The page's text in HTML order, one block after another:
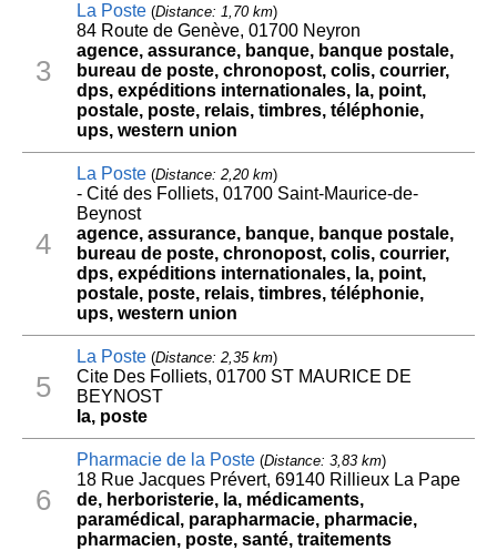
3
La Poste(Distance: 1,70 km)
84 Route de Genève, 01700 Neyron
agence, assurance, banque, banque postale,
bureau de poste, chronopost, colis, courrier,
dps, expéditions internationales, la, point,
postale, poste, relais, timbres, téléphonie,
ups, western union
4
La Poste(Distance: 2,20 km)
- Cité des Folliets, 01700 Saint-Maurice-de-
Beynost
agence, assurance, banque, banque postale,
bureau de poste, chronopost, colis, courrier,
dps, expéditions internationales, la, point,
postale, poste, relais, timbres, téléphonie,
ups, western union
5
La Poste(Distance: 2,35 km)
Cite Des Folliets, 01700 ST MAURICE DE
BEYNOST
la, poste
6
Pharmacie de la Poste(Distance: 3,83 km)
18 Rue Jacques Prévert, 69140 Rillieux La Pape
de, herboristerie, la, médicaments,
paramédical, parapharmacie, pharmacie,
pharmacien, poste, santé, traitements